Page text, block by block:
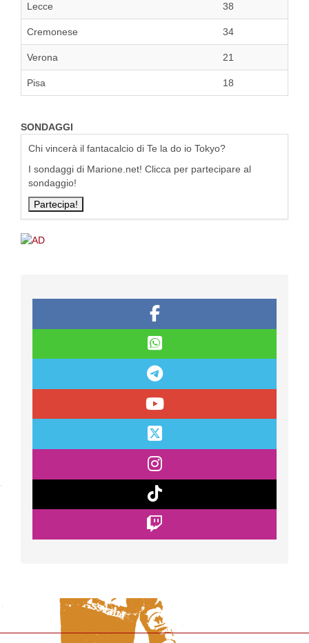
Lecce 38
Cremonese 34
Verona 21
Pisa 18
SONDAGGI
Chi vincerà il fantacalcio di Te la do io Tokyo?
I sondaggi di Marione.net! Clicca per partecipare al
sondaggio!